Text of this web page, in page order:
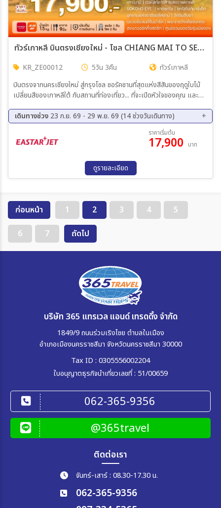
ทัวร์เกาหลี บินตรงเชียงใหม่ - โซล CHIANG MAI TO SEORAK AUTUMN SOUL 5วัน 3คืน (ZE,7C))
KR_ZE00012 5วัน 3คืน
ทัวร์เกาหลี
บินตรงจากนครเชียงใหม่ สู่กรุงโซล ซอรัคซานที่สุดแห่งสีสันของฤดูใบไม้
เปลี่ยนสีของเกาหลีใต้ กับสถานที่ท่องเที่ยว... ที่จะเปิดหัวใจของคุณ และ
เดินทางช่วง 23 ก.ย. 69 - 29 พ.ย. 69 (14 ช่วงวันเดินทาง)
30 ก.ย. 69 - 04 ต.ค. 69
07 ต.ค. 69 - 11 ต.ค. 69
09 ต.ค. 69 - 13 ต.ค. 69
16 ต.ค. 69 - 20 ต.ค. 69
23 ต.ค. 69 - 27 ต.ค. 69
30 ต.ค. 69 - 03 พ.ย. 69
ราคาเริ่มต้น
17,900 บาท
ดูรายละเอียด
ก่อนหน้า 1 2 3 4
5
6
7 ถัดไป
บริษัท 365 แทรเวล แอนด์ เทรดดิ้ง จำกัด
1849/9 ถนนร่วมเริงไชย ตำบลในเมือง
อำเภอเมืองนครราชสีมา จังหวัดนครราชสีมา 30000
Tax ID : 0305556002204
ใบอนุญาตธุรกิจนำเที่ยวเลขที่ : 51/00659
062-365-9356
@365travel
ติดต่อเรา
จันทร์-เสาร์ : 08.30-17.30 น.
062-365-9356